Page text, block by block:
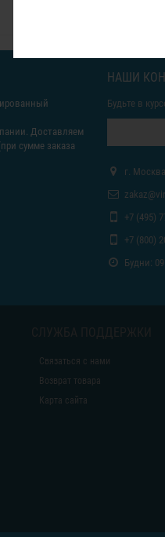
Доставляем
сумме заказа
НАШИ
Будьте в
г.
+7 (495)
+7 (800)
Будни:
Связаться с нами
Возврат товара
Карта сайта